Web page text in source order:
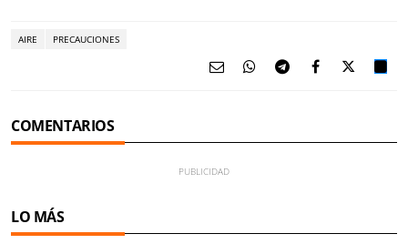
AIRE PRECAUCIONES
COMENTARIOS
LO MÁS